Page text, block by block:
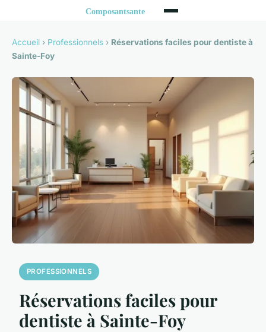
Accueil › Professionnels › Réservations faciles pour dentiste à
Sainte-Foy
PROFESSIONNELS
Réservations faciles pour
dentiste à Sainte-Foy